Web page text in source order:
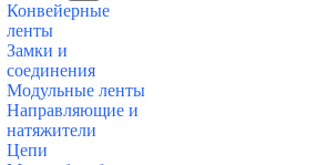
Конвейерные
ленты
Замки и
соединения
Модульные ленты
Направляющие и
натяжители
Цепи